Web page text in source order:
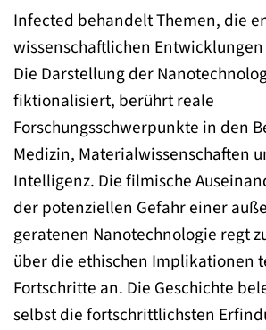
Infected behandelt Themen, die
wissenschaftlichen
Die Darstellung der
fiktionalisiert, berührt reale
Forschungsschwerpunkte in den
Medizin, Materialwissenschaften
Intelligenz. Die filmische
der potenziellen Gefahr einer
geratenen Nanotechnologie regt
über die ethischen Implikationen
Fortschritte an. Die Geschichte
selbst die fortschrittlichsten